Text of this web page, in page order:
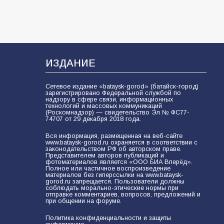
ИЗДАНИЕ
Сетевое издание «bataysk-gorod» (батайск-город)
зарегистрировано Федеральной службой по
надзору в сфере связи, информационных
технологий и массовых коммуникаций
(Роскомнадзор) — свидетельство Эл № ФС77-
74707 от 29 декабря 2018 года.
Вся информация, размещенная на веб-сайте
www.bataysk-gorod.ru охраняется в соответствии с
законодательством РФ об авторском праве.
Представителем авторов публикаций и
фотоматериалов является «ООО БИА Вперёд».
Полное или частичное воспроизведение
материалов без гиперссылки на www.bataysk-
gorod.ru запрещается. Пользователи должны
соблюдать морально-этические нормы при
отправке комментариев, вопросов, предложений и
при общении на форуме.
Политика конфиденциальности и защиты